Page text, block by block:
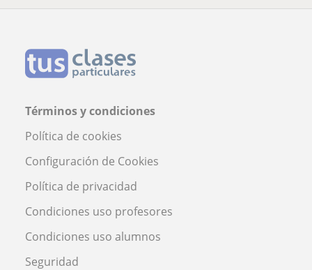
Términos y condiciones
Política de cookies
Configuración de Cookies
Política de privacidad
Condiciones uso profesores
Condiciones uso alumnos
Seguridad